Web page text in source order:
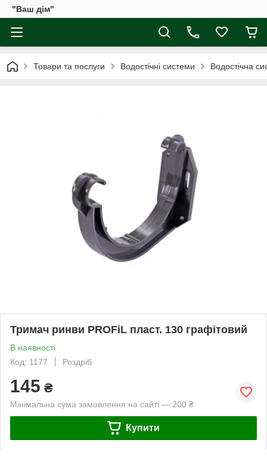
"Ваш дім"
Товари та послуги Водостічні системи Водостічна
Тримач ринви PROFiL пласт. 130 графітовий
В наявності
Код: 1177
Роздріб
145 ₴
Мінімальна сума замовлення на сайті — 200 ₴
Купити